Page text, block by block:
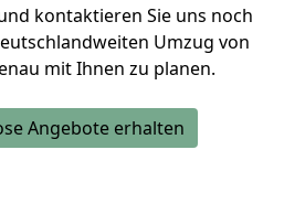
kontaktieren Sie uns noch
Umzug von
mit Ihnen zu planen.
Angebote erhalten